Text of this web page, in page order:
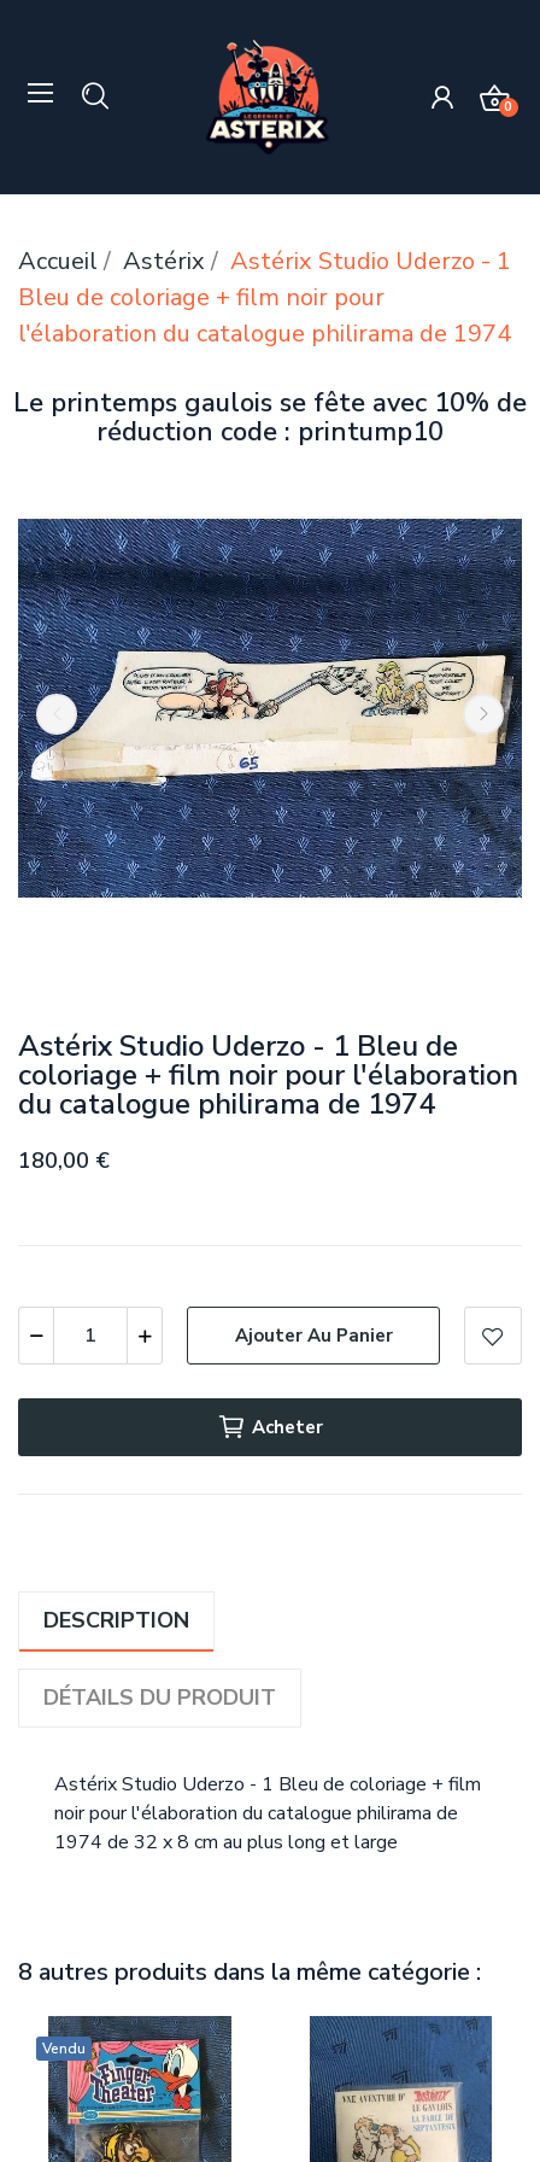
0
Accueil Astérix
Astérix Studio Uderzo - 1
Bleu de coloriage + film noir pour
l'élaboration du catalogue philirama de 1974
Le printemps gaulois se fête avec 10% de
réduction code : printump10
Astérix Studio Uderzo - 1 Bleu de
coloriage + film noir pour l'élaboration
du catalogue philirama de 1974
180,00 €
Ajouter Au Panier
Acheter
DESCRIPTION
DÉTAILS DU PRODUIT
Astérix Studio Uderzo - 1 Bleu de coloriage + film
noir pour l'élaboration du catalogue philirama de
1974 de 32 x 8 cm au plus long et large
8 autres produits dans la même catégorie :
Vendu